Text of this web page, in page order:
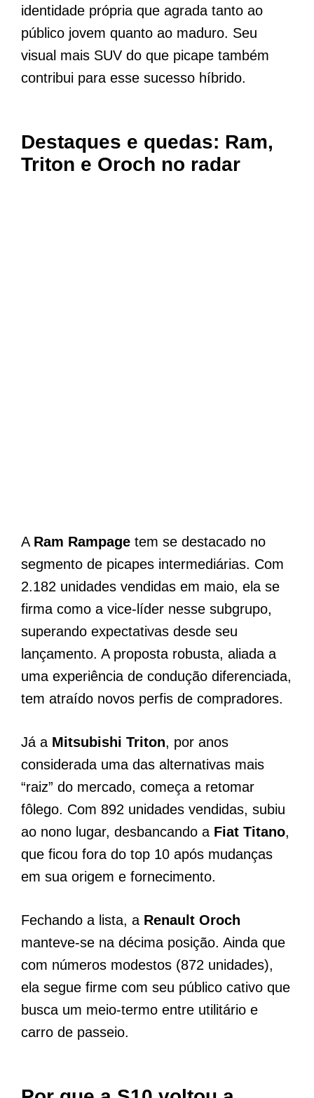
identidade própria que agrada tanto ao
público jovem quanto ao maduro. Seu
visual mais SUV do que picape também
contribui para esse sucesso híbrido.
Destaques e quedas: Ram,
Triton e Oroch no radar
A Ram Rampage tem se destacado no
segmento de picapes intermediárias. Com
2.182 unidades vendidas em maio, ela se
firma como a vice-líder nesse subgrupo,
superando expectativas desde seu
lançamento. A proposta robusta, aliada a
uma experiência de condução diferenciada,
tem atraído novos perfis de compradores.
Já a Mitsubishi Triton, por anos
considerada uma das alternativas mais
“raiz” do mercado, começa a retomar
fôlego. Com 892 unidades vendidas, subiu
ao nono lugar, desbancando a Fiat Titano,
que ficou fora do top 10 após mudanças
em sua origem e fornecimento.
Fechando a lista, a Renault Oroch
manteve-se na décima posição. Ainda que
com números modestos (872 unidades),
ela segue firme com seu público cativo que
busca um meio-termo entre utilitário e
carro de passeio.